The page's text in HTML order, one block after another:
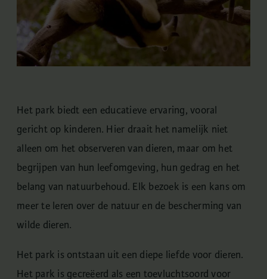
Het park biedt een educatieve ervaring, vooral
gericht op kinderen. Hier draait het namelijk niet
alleen om het observeren van dieren, maar om het
begrijpen van hun leefomgeving, hun gedrag en het
belang van natuurbehoud. Elk bezoek is een kans om
meer te leren over de natuur en de bescherming van
wilde dieren.
Het park is ontstaan uit een diepe liefde voor dieren.
Het park is gecreëerd als een toevluchtsoord voor